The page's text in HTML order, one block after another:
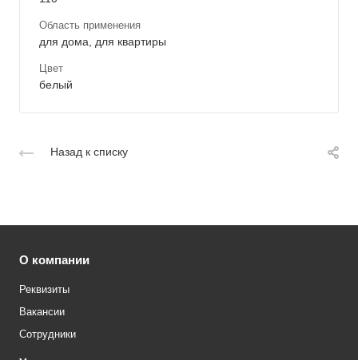
Область применения
для дома, для квартиры
Цвет
белый
Назад к списку
О компании
Реквизиты
Вакансии
Сотрудники